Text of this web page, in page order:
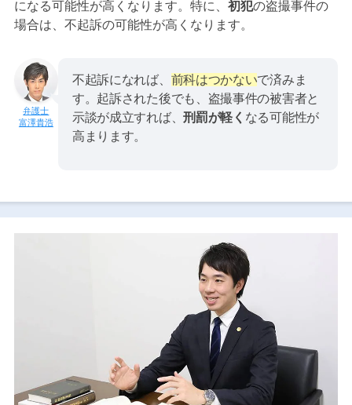
になる可能性が高くなります。特に、 初犯の盗撮事件の
場合は、不起訴の可能性が高くなります。
富澤貴浩
不起訴になれば、 前科はつかないで済みま
す。起訴された後でも、盗撮事件の被害者と
示談が成立すれば、刑罰が軽く なる可能性が
高まります。